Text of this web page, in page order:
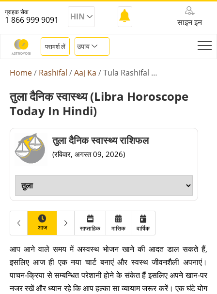
ग्राहक सेवा
1 866 999 9091 HIN
साइन इन
परामर्श लें उपाय
Home Rashifal Aaj Ka Tula Rashifal Health
तुला दैनिक स्वास्थ्य (libra Horoscope
Today In Hindi)
तुला दैनिक स्वास्थ्य राशिफल
(रविवार, अगस्त 09, 2026)
आज साप्ताहिक मासिक वार्षिक
आप आने वाले समय में अस्वस्थ भोजन खाने की आदत डाल सकते हैं,
इसलिए आज ही एक नया चार्ट बनाएं और स्वस्थ जीवनशैली अपनाएं।
पाचन-क्रिया से सम्बन्धित परेशानी होने के संकेत हैं इसलिए अपने खान-पर
नजर रखें और ध्यान रहे कि आप हल्का सा व्यायाम जरूर करें। एक घंटे योग